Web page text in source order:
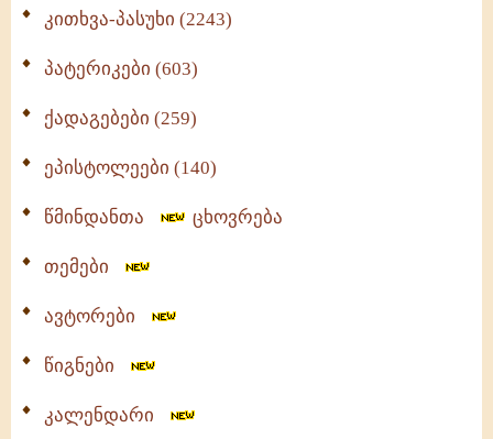
კითხვა-პასუხი (2243)
პატერიკები (603)
ქადაგებები (259)
ეპისტოლეები (140)
წმინდანთა ცხოვრება
თემები
ავტორები
წიგნები
კალენდარი